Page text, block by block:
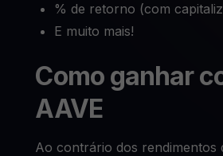
% de retorno (com
E muito mais!
Como ganhar
AAVE
Ao contrário dos rendimentos